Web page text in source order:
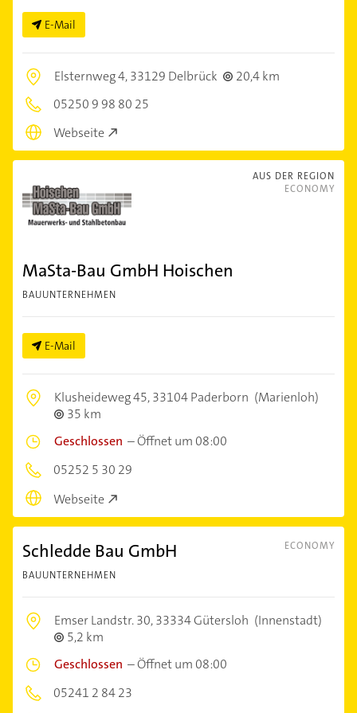
E-Mail
Elsternweg 4,33129 Delbrück
20,4 km
05250 9 98 80 25
Webseite
AUS DER REGION
ECONOMY
MaSta-Bau GmbH Hoischen
BAUUNTERNEHMEN
E-Mail
Klusheideweg 45,33104 Paderborn (Marienloh)
35 km
Geschlossen –Öffnet um 08:00
05252 5 30 29
Webseite
ECONOMY
Schledde Bau GmbH
BAUUNTERNEHMEN
Emser Landstr. 30,33334 Gütersloh (Innenstadt)
5,2 km
Geschlossen –Öffnet um 08:00
05241 2 84 23